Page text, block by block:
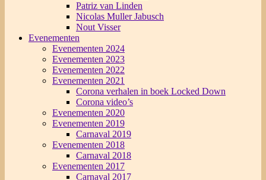
Patriz van Linden
Nicolas Muller Jabusch
Nout Visser
Evenementen
Evenementen 2024
Evenementen 2023
Evenementen 2022
Evenementen 2021
Corona verhalen in boek Locked Down
Corona video’s
Evenementen 2020
Evenementen 2019
Carnaval 2019
Evenementen 2018
Carnaval 2018
Evenementen 2017
Carnaval 2017